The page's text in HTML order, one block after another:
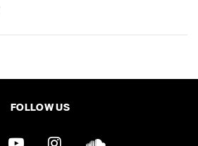
FOLLOW US